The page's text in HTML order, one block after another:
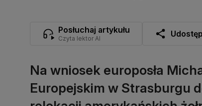
Posłuchaj artykułu
Czyta lektor AI
Na wniosek europosła
Europejskim w Strasburgu